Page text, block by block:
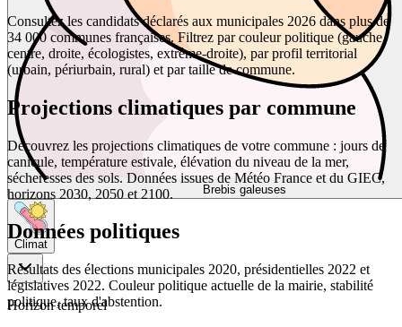
Brebis galeuses
Climat
Horizon temporel
Consultez les candidats déclarés aux municipales 2026 dans plus de
34 000 communes françaises. Filtrez par couleur politique (gauche,
centre, droite, écologistes, extrême-droite), par profil territorial
(urbain, périurbain, rural) et par taille de commune.
Projections climatiques par commune
Découvrez les projections climatiques de votre commune : jours de
canicule, température estivale, élévation du niveau de la mer,
sécheresses des sols. Données issues de Météo France et du GIEC,
horizons 2030, 2050 et 2100.
Données politiques
Résultats des élections municipales 2020, présidentielles 2022 et
législatives 2022. Couleur politique actuelle de la mairie, stabilité
politique, taux d'abstention.